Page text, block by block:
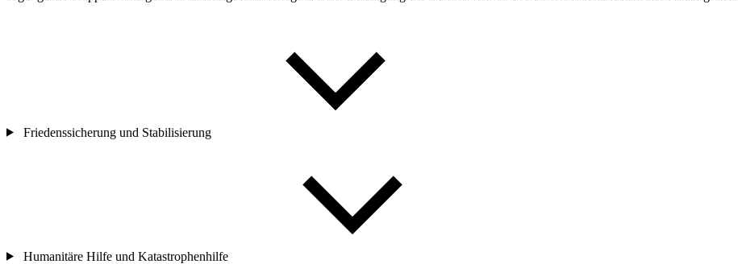
Friedenssicherung und Stabilisierung
Humanitäre Hilfe und Katastrophenhilfe